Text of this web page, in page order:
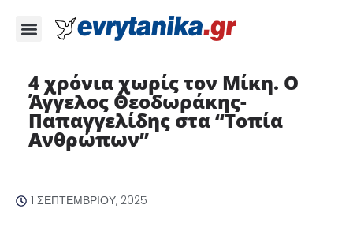
4 χρόνια χωρίς τον Μίκη. Ο
Άγγελος Θεοδωράκης-
Παπαγγελίδης στα “Τοπία
Ανθρώπων”
1 ΣΕΠΤΕΜΒΡΊΟΥ, 2025